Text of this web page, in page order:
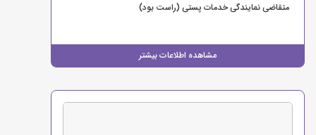
مشاهده اطلاعات بیشتر
متقاضی نمایندگی خدمات پستی (راست بود)